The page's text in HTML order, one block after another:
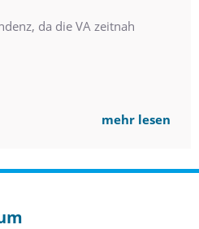
da die VA zeitnah
mehr lesen